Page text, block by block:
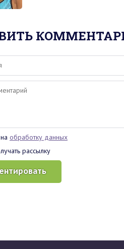
обработку данных
рассылку